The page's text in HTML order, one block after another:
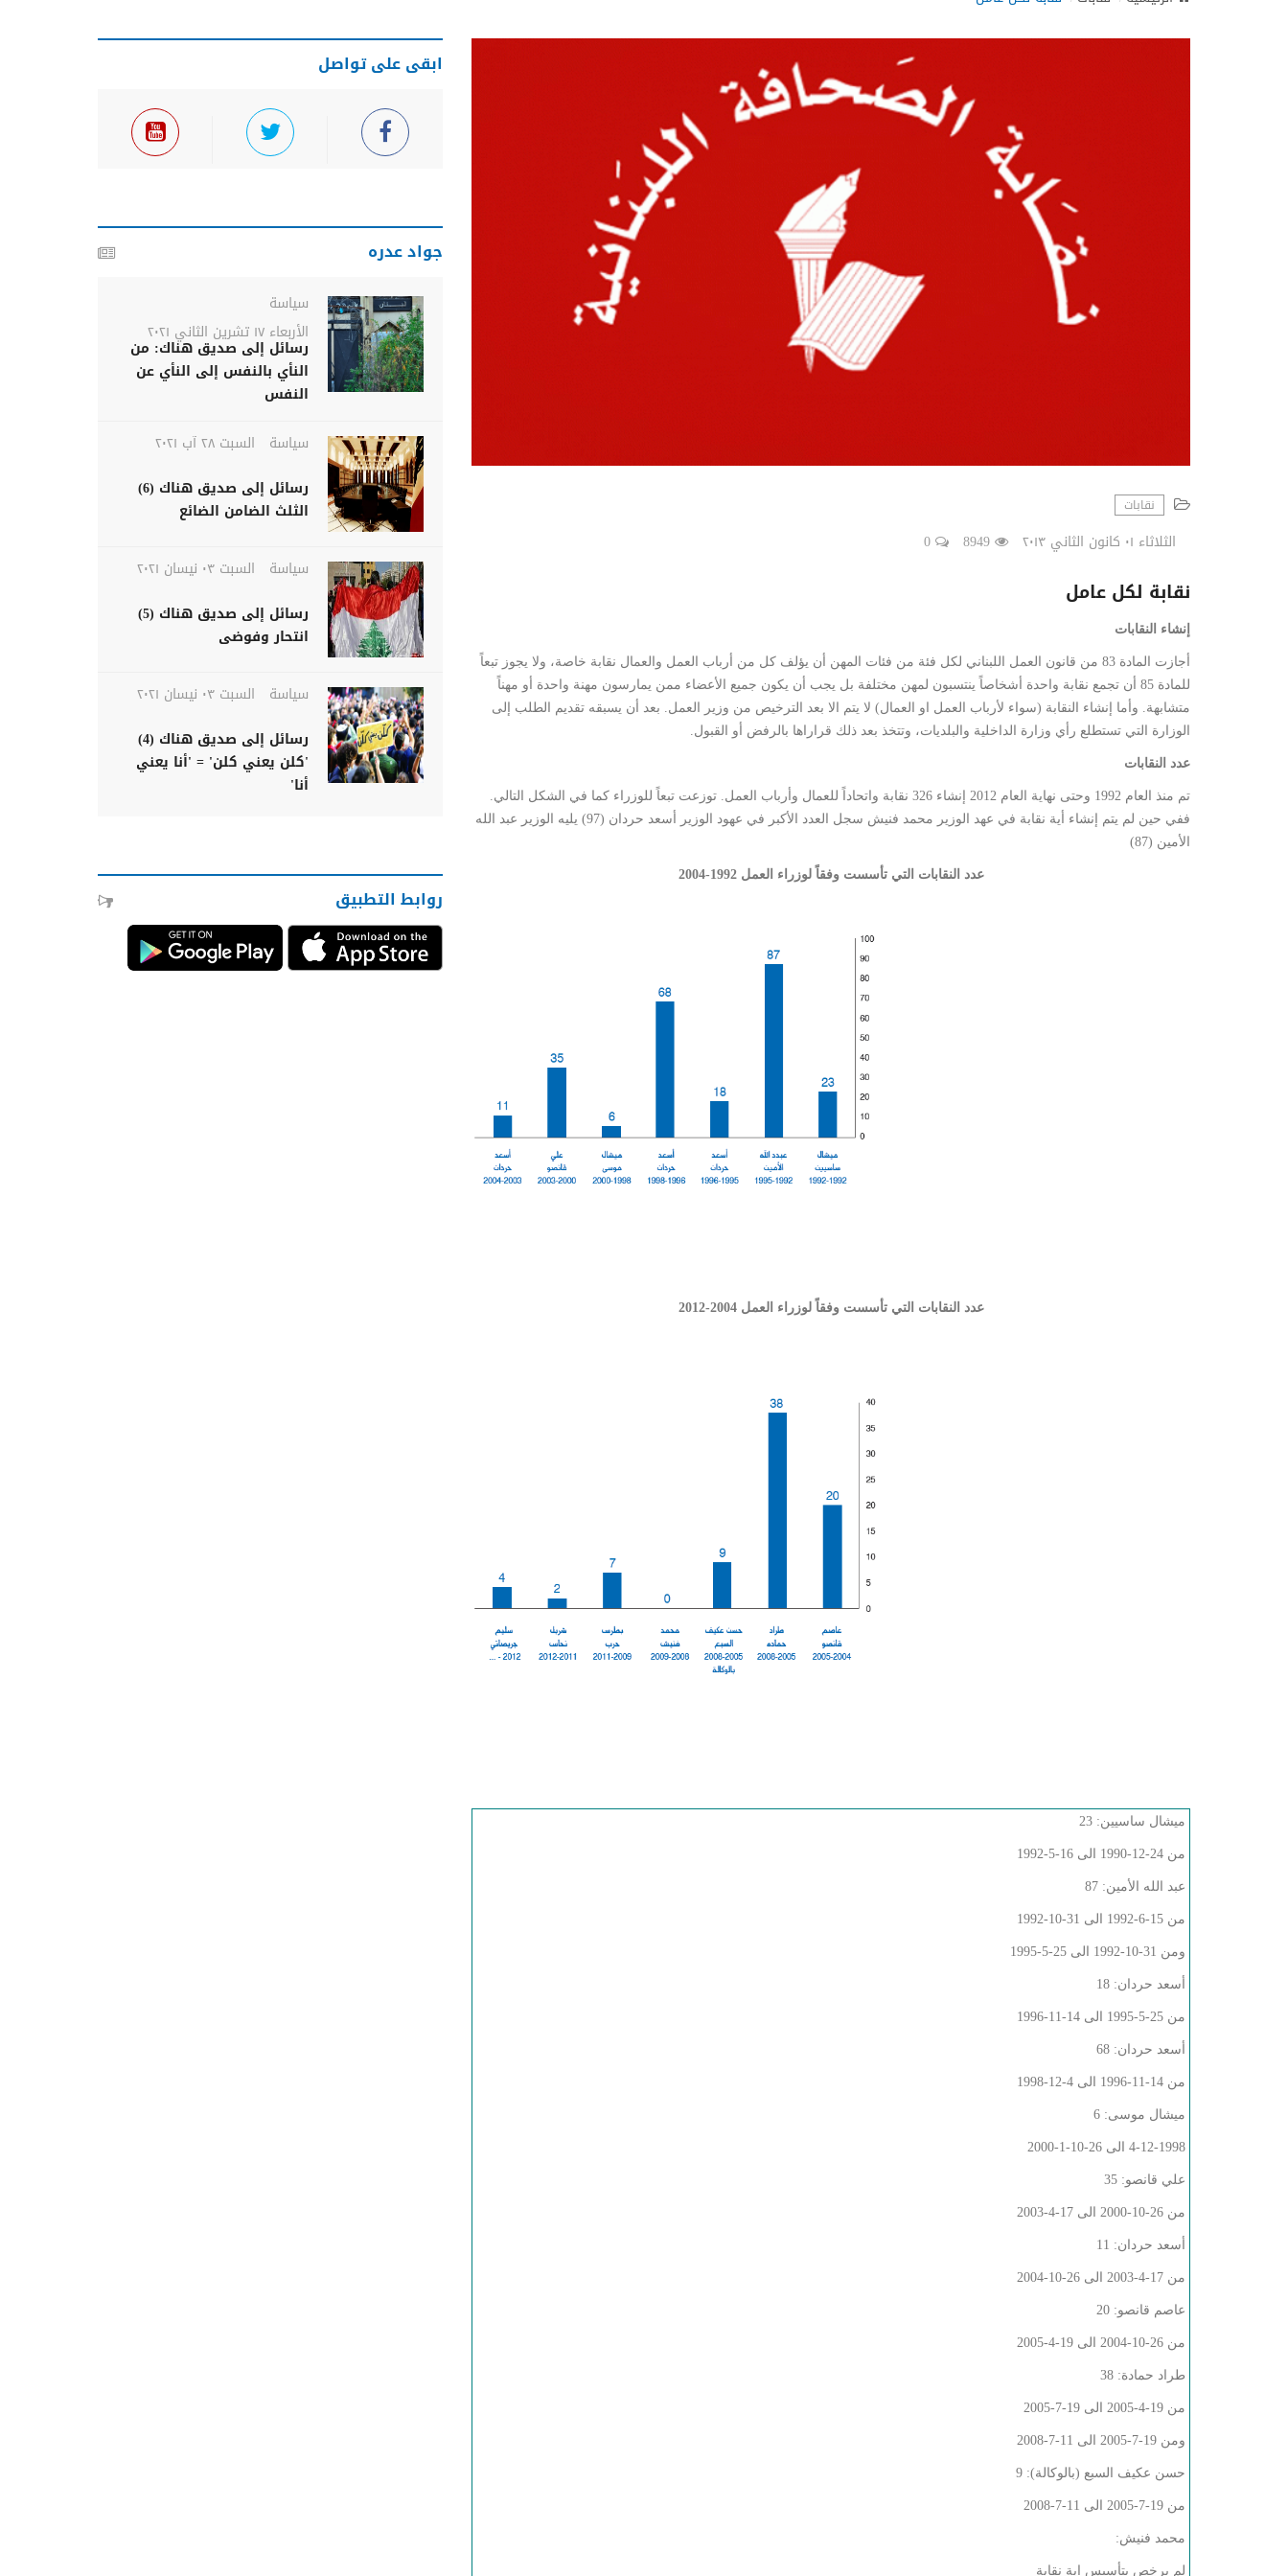
نقابات
الثلاثاء ٠١ كانون الثاني ٢٠١٣ 8949
0
نقابة لكل عامل
إنشاء النقابات
أجازت المادة 83 من قانون العمل اللبناني لكل فئة من فئات المهن أن يؤلف كل من أرباب العمل والعمال نقابة خاصة، ولا يجوز تبعاً
للمادة 85 أن تجمع نقابة واحدة أشخاصاً ينتسبون لمهن مختلفة بل يجب أن يكون جميع الأعضاء ممن يمارسون مهنة واحدة أو مهناً
متشابهة. وأما إنشاء النقابة (سواء لأرباب العمل او العمال) لا يتم الا بعد الترخيص من وزير العمل. بعد أن يسبقه تقديم الطلب إلى
الوزارة التي تستطلع رأي وزارة الداخلية والبلديات، وتتخذ بعد ذلك قراراها بالرفض أو القبول.
عدد النقابات
تم منذ العام 1992 وحتى نهاية العام 2012 إنشاء 326 نقابة واتحاداً للعمال وأرباب العمل. توزعت تبعاً للوزراء كما في الشكل التالي.
ففي حين لم يتم إنشاء أية نقابة في عهد الوزير محمد فنيش سجل العدد الأكبر في عهود الوزير أسعد حردان (97) يليه الوزير عبد الله
الأمين (87)
عدد النقابات التي تأسست وفقاً لوزراء العمل 1992-2004
شاهد الجدول كاملا
عدد النقابات التي تأسست وفقاً لوزراء العمل 2004-2012
شاهد الجدول كاملا
ميشال ساسيين: 23
من 24-12-1990 الى 16-5-1992
عبد الله الأمين: 87
من 15-6-1992 الى 31-10-1992
ومن 31-10-1992 الى 25-5-1995
أسعد حردان: 18
من 25-5-1995 الى 14-11-1996
أسعد حردان: 68
من 14-11-1996 الى 4-12-1998
ميشال موسى: 6
4-12-1998 الى 26-10-1-2000
علي قانصو: 35
من 26-10-2000 الى 17-4-2003
أسعد حردان: 11
من 17-4-2003 الى 26-10-2004
عاصم قانصو: 20
من 26-10-2004 الى 19-4-2005
طراد حمادة: 38
من 19-4-2005 الى 19-7-2005
ومن 19-7-2005 الى 11-7-2008
حسن عكيف السبع (بالوكالة): 9
من 19-7-2005 الى 11-7-2008
محمد فنيش:
لم يرخص بتأسيس اية نقابة
ابقى على تواصل
جواد عدره
سياسة
الأربعاء ١٧ تشرين الثاني ٢٠٢١
رسائل إلى صديق هناك: من
النأي بالنفس إلى النأي عن
النفس
سياسة
السبت ٢٨ آب ٢٠٢١
رسائل إلى صديق هناك (6)
الثلث الضامن الضائع
سياسة
السبت ٠٣ نيسان ٢٠٢١
رسائل إلى صديق هناك (5)
انتحار وفوضى
سياسة
السبت ٠٣ نيسان ٢٠٢١
رسائل إلى صديق هناك (4)
'كلن يعني كلن' = 'أنا يعني
أنا'
روابط التطبيق